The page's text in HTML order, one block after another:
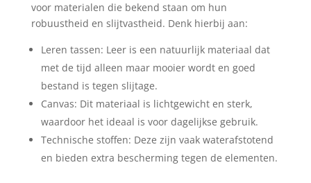
voor materialen die bekend staan om hun
robuustheid en slijtvastheid. Denk hierbij aan:
Leren tassen: Leer is een natuurlijk materiaal dat
met de tijd alleen maar mooier wordt en goed
bestand is tegen slijtage.
Canvas: Dit materiaal is lichtgewicht en sterk,
waardoor het ideaal is voor dagelijkse gebruik.
Technische stoffen: Deze zijn vaak waterafstotend
en bieden extra bescherming tegen de elementen.